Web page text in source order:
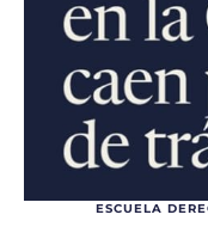
ESCUELA